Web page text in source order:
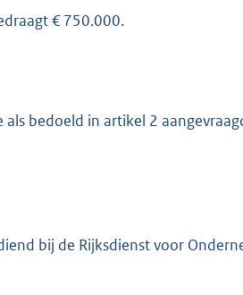
€ 750.000.
bedoeld in artikel 2
bij de Rijksdienst voor